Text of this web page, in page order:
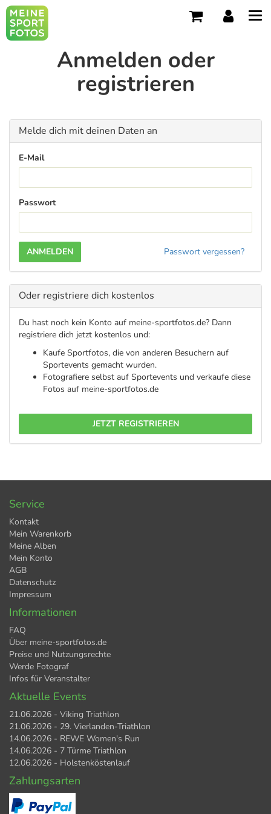
Anmelden oder
registrieren
Melde dich mit deinen Daten an
E-Mail
Passwort
Passwort vergessen?
Oder registriere dich kostenlos
Du hast noch kein Konto auf meine-sportfotos.de? Dann
registriere dich jetzt kostenlos und:
Kaufe Sportfotos, die von anderen Besuchern auf
Sportevents gemacht wurden.
Fotografiere selbst auf Sportevents und verkaufe diese
Fotos auf meine-sportfotos.de
JETZT REGISTRIEREN
Service
Kontakt
Mein Warenkorb
Meine Alben
Mein Konto
AGB
Datenschutz
Impressum
Informationen
FAQ
Über meine-sportfotos.de
Preise und Nutzungsrechte
Werde Fotograf
Infos für Veranstalter
Aktuelle Events
21.06.2026 - Viking Triathlon
21.06.2026 - 29. Vierlanden-Triathlon
14.06.2026 - REWE Women's Run
14.06.2026 - 7 Türme Triathlon
12.06.2026 - Holstenköstenlauf
Zahlungsarten